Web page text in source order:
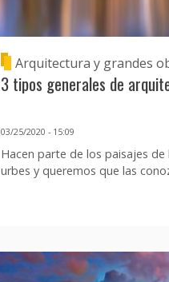
Arquitectura y grandes
3 tipos generales de
03/25/2020 - 15:09
Hacen parte de los paisajes de
urbes y queremos que las